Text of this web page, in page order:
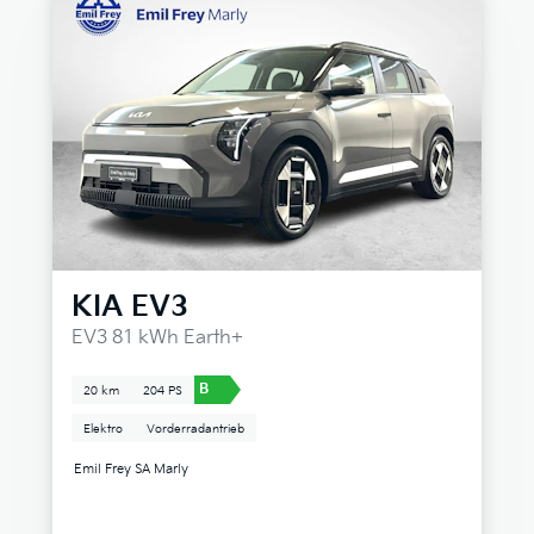
KIA EV3
EV3 81 kWh Earth+
20 km 204 PS B
Elektro Vorderradantrieb
Emil Frey SA Marly